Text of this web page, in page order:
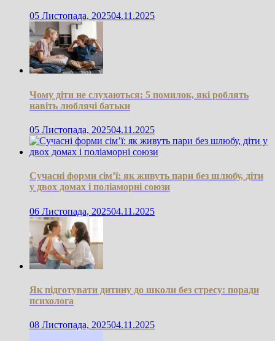
05 Листопада, 202504.11.2025
Чому діти не слухаються: 5 помилок, які роблять
навіть люблячі батьки
05 Листопада, 202504.11.2025
Сучасні форми сім’ї: як живуть пари без шлюбу, діти
у двох домах і поліаморні союзи
06 Листопада, 202504.11.2025
Як підготувати дитину до школи без стресу: поради
психолога
08 Листопада, 202504.11.2025